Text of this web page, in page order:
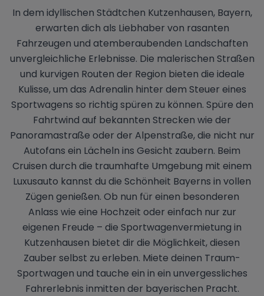
In dem idyllischen Städtchen Kutzenhausen, Bayern,
erwarten dich als Liebhaber von rasanten
Fahrzeugen und atemberaubenden Landschaften
unvergleichliche Erlebnisse. Die malerischen Straßen
und kurvigen Routen der Region bieten die ideale
Kulisse, um das Adrenalin hinter dem Steuer eines
Sportwagens so richtig spüren zu können. Spüre den
Fahrtwind auf bekannten Strecken wie der
Panoramastraße oder der Alpenstraße, die nicht nur
Autofans ein Lächeln ins Gesicht zaubern. Beim
Cruisen durch die traumhafte Umgebung mit einem
Luxusauto kannst du die Schönheit Bayerns in vollen
Zügen genießen. Ob nun für einen besonderen
Anlass wie eine Hochzeit oder einfach nur zur
eigenen Freude – die Sportwagenvermietung in
Kutzenhausen bietet dir die Möglichkeit, diesen
Zauber selbst zu erleben. Miete deinen Traum-
Sportwagen und tauche ein in ein unvergessliches
Fahrerlebnis inmitten der bayerischen Pracht.